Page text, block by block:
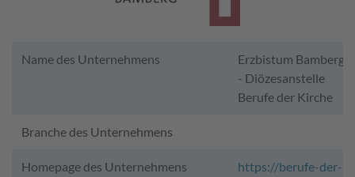
Name des Unternehmens
Erzbistum Bamberg
- Diözesanstelle
Berufe der Kirche
Branche des Unternehmens
Homepage des Unternehmens
https://berufe-der-